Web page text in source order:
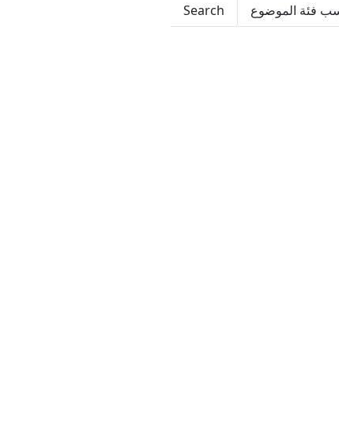
فئة الموضوع Search